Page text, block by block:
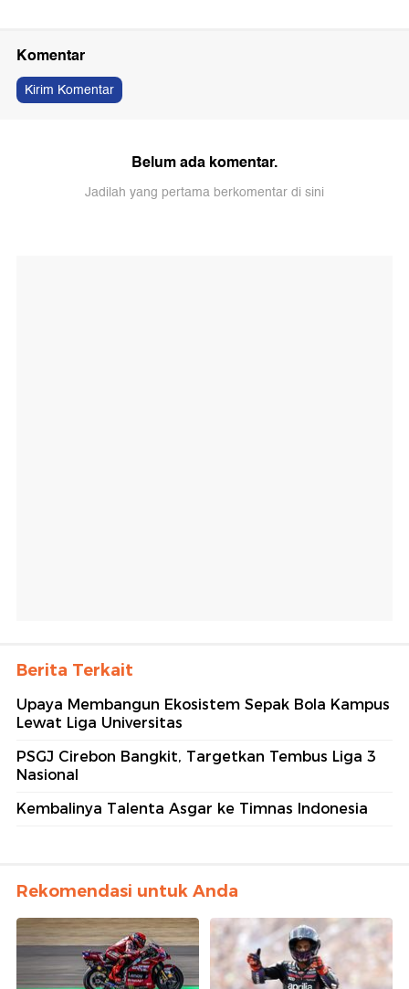
Komentar
Kirim Komentar
Belum ada komentar.
Jadilah yang pertama berkomentar di sini
Berita Terkait
Upaya Membangun Ekosistem Sepak Bola Kampus
Lewat Liga Universitas
PSGJ Cirebon Bangkit, Targetkan Tembus Liga 3
Nasional
Kembalinya Talenta Asgar ke Timnas Indonesia
Rekomendasi untuk Anda